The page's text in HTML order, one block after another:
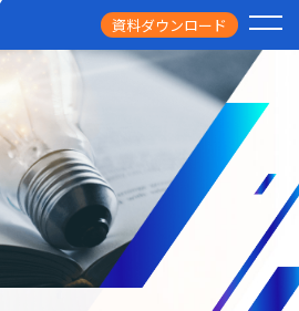
資料ダウンロード
サービス
PRICE
料金
FEATURE